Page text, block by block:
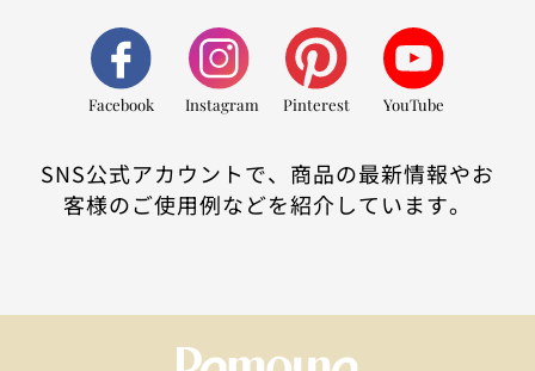
Facebook Instagram Pinterest YouTube
SNS公式アカウントで、商品の最新情報やお
客様のご使用例などを紹介しています。